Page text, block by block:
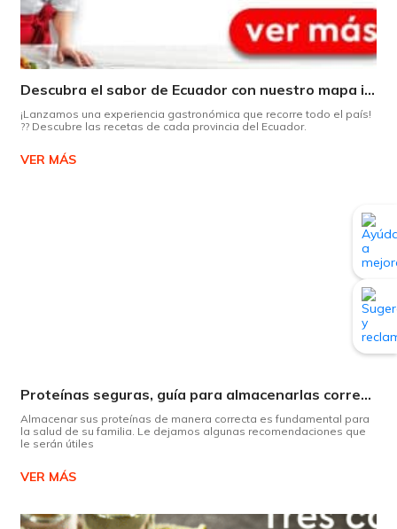
Descubra el sabor de Ecuador con nuestro mapa interactivo de recetas
¡Lanzamos una experiencia gastronómica que recorre todo el país!
?? Descubre las recetas de cada provincia del Ecuador.
VER MÁS
Proteínas seguras, guía para almacenarlas correctamente Copiar
Almacenar sus proteínas de manera correcta es fundamental para
la salud de su familia. Le dejamos algunas recomendaciones que
le serán útiles
VER MÁS